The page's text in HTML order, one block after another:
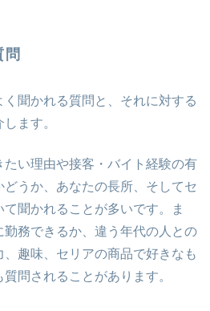
問
聞かれる質問と、それに対する
ます。
い理由や接客・バイト経験の有
うか、あなたの長所、そしてセ
聞かれることが多いです。ま
務できるか、違う年代の人との
趣味、セリアの商品で好きなも
問されることがあります。